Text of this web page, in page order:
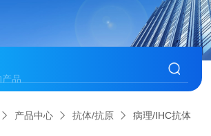
产品中心 抗体/抗原 病理/IHC抗体